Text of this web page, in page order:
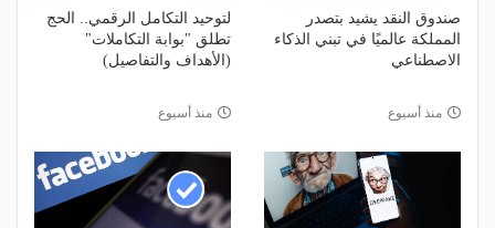
صندوق النقد يشيد بتصدر
المملكة عالميًا في تبني الذكاء
الاصطناعي
منذ أسبوع
لتوحيد التكامل الرقمي.. الحج
تطلق "بوابة التكاملات"
(الأهداف والتفاصيل)
منذ أسبوع